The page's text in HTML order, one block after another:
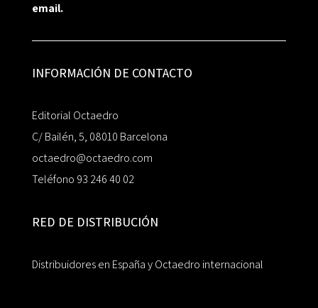
email.
INFORMACIÓN DE CONTACTO
Editorial Octaedro
C/ Bailén, 5, 08010 Barcelona
octaedro@octaedro.com
Teléfono 93 246 40 02
RED DE DISTRIBUCIÓN
Distribuidores en España y Octaedro internacional